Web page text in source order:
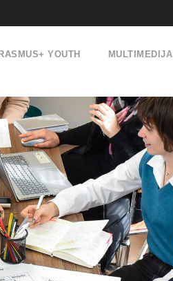
YOUTH MULTIMEDIJA